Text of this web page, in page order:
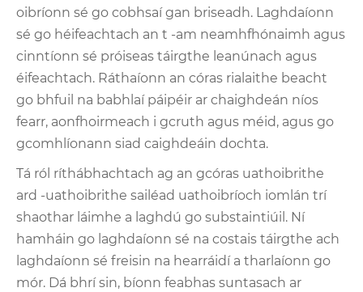
oibríonn sé go cobhsaí gan briseadh. Laghdaíonn
sé go héifeachtach an t -am neamhfhónaimh agus
cinntíonn sé próiseas táirgthe leanúnach agus
éifeachtach. Ráthaíonn an córas rialaithe beacht
go bhfuil na babhlaí páipéir ar chaighdeán níos
fearr, aonfhoirmeach i gcruth agus méid, agus go
gcomhlíonann siad caighdeáin dochta.
Tá ról ríthábhachtach ag an gcóras uathoibrithe
ard -uathoibrithe sailéad uathoibríoch iomlán trí
shaothar láimhe a laghdú go substaintiúil. Ní
hamháin go laghdaíonn sé na costais táirgthe ach
laghdaíonn sé freisin na hearráidí a tharlaíonn go
mór. Dá bhrí sin, bíonn feabhas suntasach ar